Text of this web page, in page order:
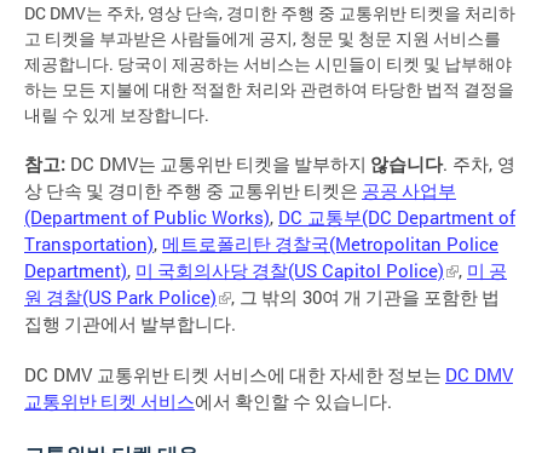
DC DMV는 주차, 영상 단속, 경미한 주행 중 교통위반 티켓을 처리하
고 티켓을 부과받은 사람들에게 공지, 청문 및 청문 지원 서비스를
제공합니다. 당국이 제공하는 서비스는 시민들이 티켓 및 납부해야
하는 모든 지불에 대한 적절한 처리와 관련하여 타당한 법적 결정을
내릴 수 있게 보장합니다.
참고: DC DMV는 교통위반 티켓을 발부하지 않습니다. 주차, 영
상 단속 및 경미한 주행 중 교통위반 티켓은 공공 사업부
(Department of Public Works), DC 교통부(DC Department of
Transportation), 메트로폴리탄 경찰국(Metropolitan Police
Department), 미 국회의사당 경찰(US Capitol Police) , 미
공
원 경찰(US Park Police) , 그 밖의 30여 개 기관을 포함한 법
집행 기관에서 발부합니다.
DC DMV 교통위반 티켓 서비스에 대한 자세한 정보는 DC DMV
교통위반 티켓 서비스에서 확인할 수 있습니다.